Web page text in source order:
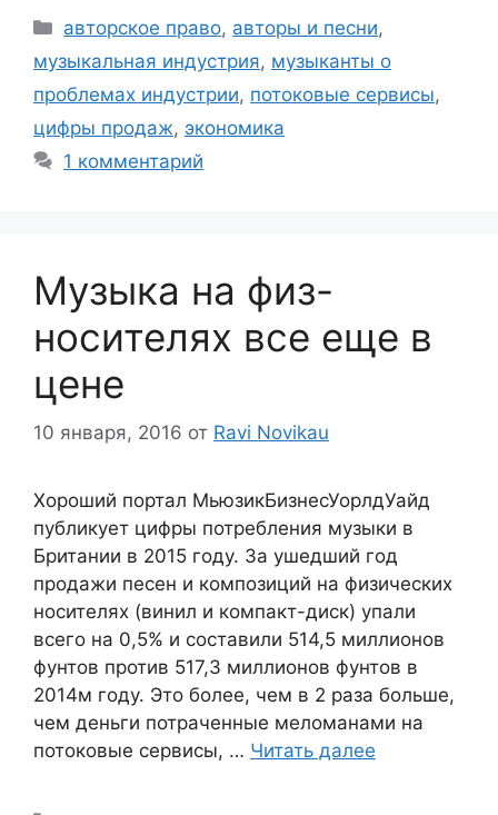
Рубрики
авторское право, авторы и песни,
музыкальная индустрия, музыканты о
проблемах индустрии, потоковые сервисы,
цифры продаж, экономика
1 комментарий
Музыка на физ-
носителях все еще в
цене
10 января, 2016 от Ravi Novikau
Хороший портал МьюзикБизнесУорлдУайд
публикует цифры потребления музыки в
Британии в 2015 году. За ушедший год
продажи песен и композиций на физических
носителях (винил и компакт-диск) упали
всего на 0,5% и составили 514,5 миллионов
фунтов против 517,3 миллионов фунтов в
2014м году. Это более, чем в 2 раза больше,
чем деньги потраченные меломанами на
потоковые сервисы, … Читать далее